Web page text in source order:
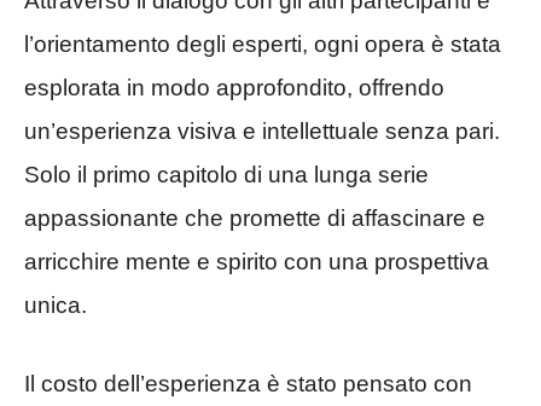
l’orientamento degli esperti, ogni opera è stata
esplorata in modo approfondito, offrendo
un’esperienza visiva e intellettuale senza pari.
Solo il primo capitolo di una lunga serie
appassionante che promette di affascinare e
arricchire mente e spirito con una prospettiva
unica.
Il costo dell’esperienza è stato pensato con